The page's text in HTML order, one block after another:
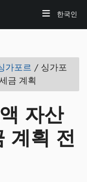
한국인
가포르 / 싱가포
금 계획
자산
계획 전